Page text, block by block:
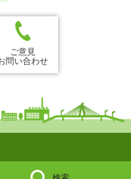
ご意見
問い合わせ